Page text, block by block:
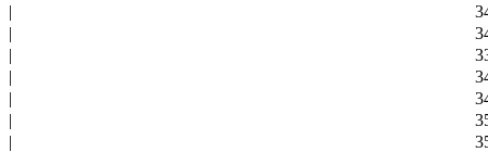
|
|
|
|
|
|
|